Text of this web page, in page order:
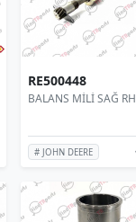
RE500448
BALANS MİLİ SAĞ RH
# JOHN DEERE